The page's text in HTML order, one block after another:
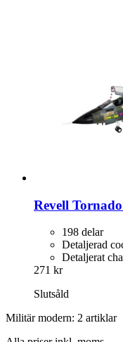
Revell
198 delar
Detaljerad
Detaljerat
271 kr
Slutsåld
Militär modern: 2 artiklar